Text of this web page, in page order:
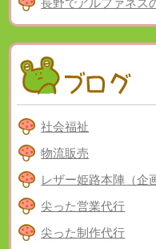
長野でアルファネス
社会福祉
物流販売
レザー姫路本陣（企
尖った営業代行
尖った制作代行